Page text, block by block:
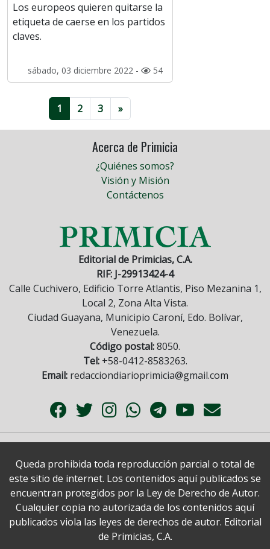
Los europeos quieren quitarse la
etiqueta de caerse en los partidos
claves.
sábado, 03 diciembre 2022 - 54
1 2 3 »
Acerca de Primicia
¿Quiénes somos?
Visión y Misión
Contáctenos
Editorial de Primicias, C.A.
RIF: J-29913424-4
Calle Cuchivero, Edificio Torre Atlantis, Piso Mezanina 1,
Local 2, Zona Alta Vista.
Ciudad Guayana, Municipio Caroní, Edo. Bolívar,
Venezuela.
Código postal:8050.
Tel:+58-0412-8583263.
Email: redacciondiarioprimicia@gmail.com
Queda prohibida toda reproducción parcial o total de
este sitio de internet. Los contenidos aquí publicados se
encuentran protegidos por la Ley de Derecho de Autor.
Cualquier copia no autorizada de los contenidos aquí
publicados viola las leyes de derechos de autor. Editorial
de Primicias, C.A.